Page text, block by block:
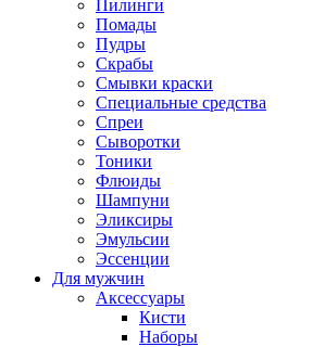
Пилинги
Помады
Пудры
Скрабы
Смывки краски
Специальные средства
Спреи
Сыворотки
Тоники
Флюиды
Шампуни
Эликсиры
Эмульсии
Эссенции
Для мужчин
Аксессуары
Кисти
Наборы